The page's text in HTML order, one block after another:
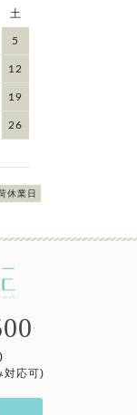
土
5
12
19
26
休業日
対応可)